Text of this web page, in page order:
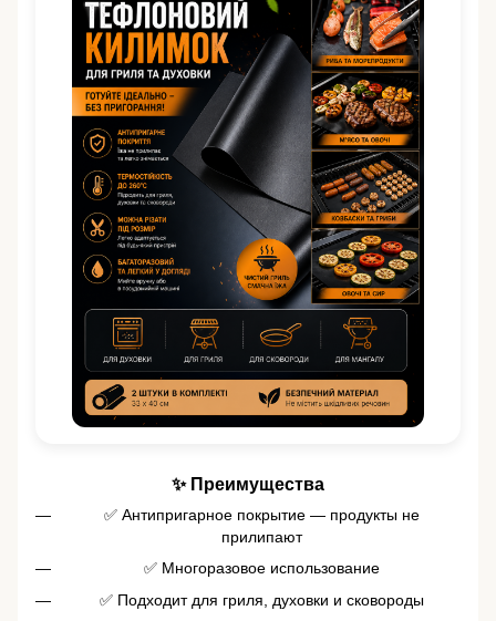
✨ Преимущества
✅ Антипригарное покрытие — продукты не
прилипают
✅ Многоразовое использование
✅ Подходит для гриля, духовки и сковороды